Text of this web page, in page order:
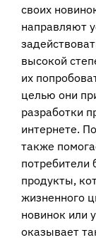
своих
направляют
высокой
их
целью они
разработки
интернете.
также
потребители
продукты,
жизненного
новинок или
оказывает